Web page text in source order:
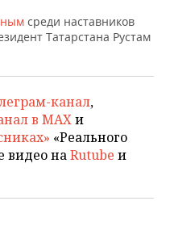
среди наставников
Татарстана Рустам
канал,
в MAXи
«Реального
видео наRutube и